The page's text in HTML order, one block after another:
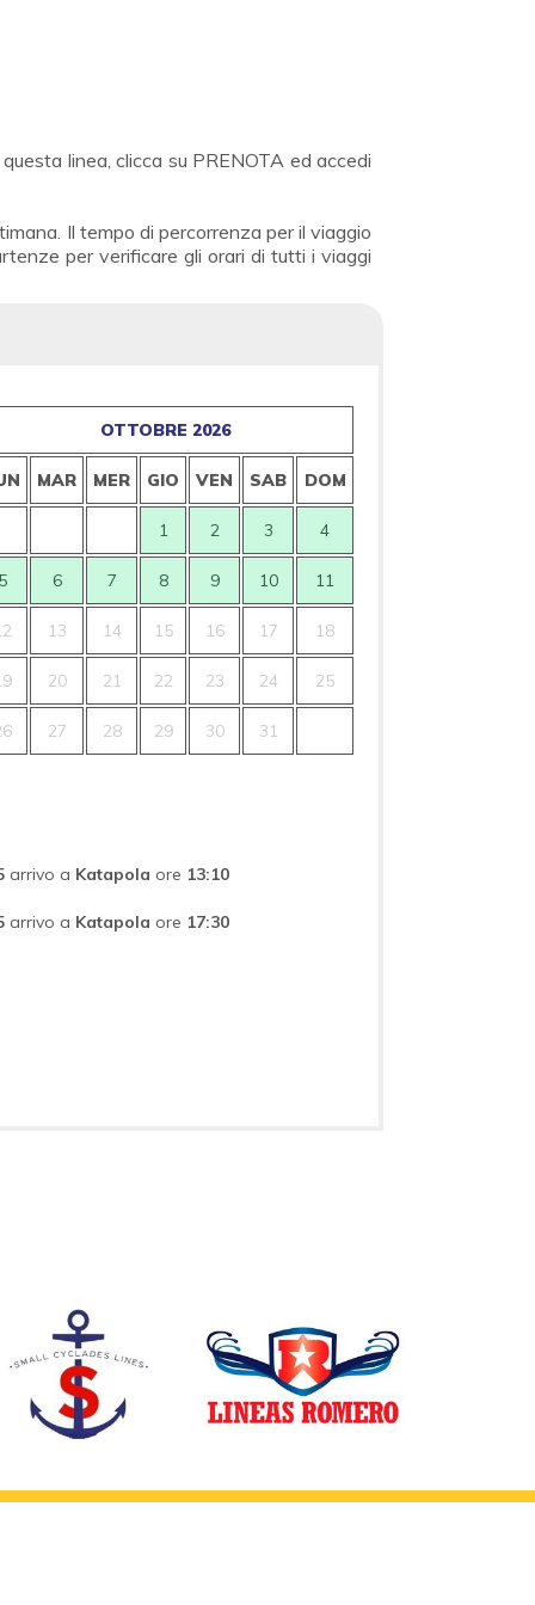
linea, clicca su PRENOTA ed accedi
Il tempo di percorrenza per il viaggio
per verificare gli orari di tutti i viaggi
OTTOBRE 2026
MAR MER GIO VEN SAB DOM
1 2 3 4
6 7 8 9 10 11
13 14 15 16 17 18
20 21 22 23 24 25
27 28 29 30 31
arrivo a Katapola ore 13:10
arrivo a Katapola ore 17:30